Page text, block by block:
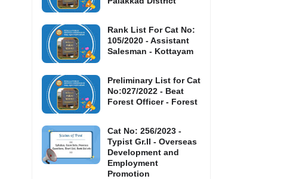
Rank List For Cat No:
105/2020 - Assistant
Salesman - Kottayam
Preliminary List for Cat
No:027/2022 - Beat
Forest Officer - Forest
Cat No: 256/2023 -
Typist Gr.II - Overseas
Development and
Employment
Promotion